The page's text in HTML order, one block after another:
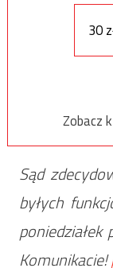
30
Zobacz
Sąd
byłych
poniedziałek
Komunikacie!